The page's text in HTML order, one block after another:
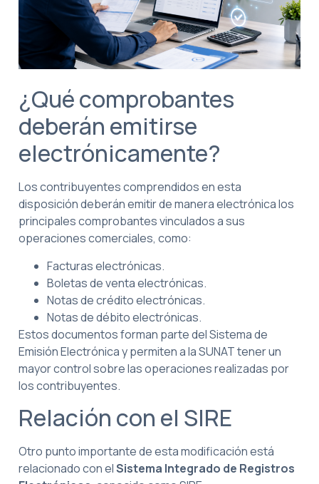
¿Qué comprobantes
deberán emitirse
electrónicamente?
Los contribuyentes comprendidos en esta
disposición deberán emitir de manera electrónica los
principales comprobantes vinculados a sus
operaciones comerciales, como:
Facturas electrónicas.
Boletas de venta electrónicas.
Notas de crédito electrónicas.
Notas de débito electrónicas.
Estos documentos forman parte del Sistema de
Emisión Electrónica y permiten a la SUNAT tener un
mayor control sobre las operaciones realizadas por
los contribuyentes.
Relación con el SIRE
Otro punto importante de esta modificación está
relacionado con elSistema Integrado de Registros